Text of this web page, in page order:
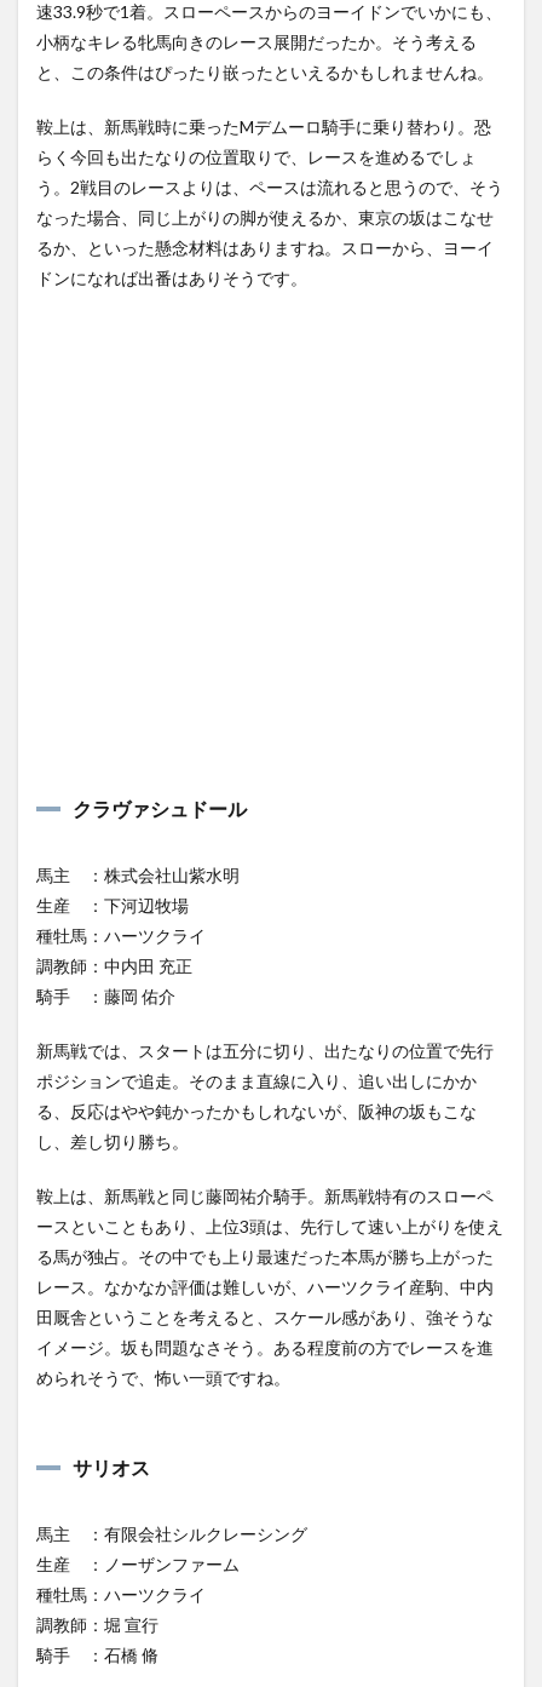
速33.9秒で1着。スローペースからのヨーイドンでいかにも、
小柄なキレる牝馬向きのレース展開だったか。そう考える
と、この条件はぴったり嵌ったといえるかもしれませんね。
鞍上は、新馬戦時に乗ったMデムーロ騎手に乗り替わり。恐
らく今回も出たなりの位置取りで、レースを進めるでしょ
う。2戦目のレースよりは、ペースは流れると思うので、そう
なった場合、同じ上がりの脚が使えるか、東京の坂はこなせ
るか、といった懸念材料はありますね。スローから、ヨーイ
ドンになれば出番はありそうです。
クラヴァシュドール
馬主 ：株式会社山紫水明
生産 ：下河辺牧場
種牡馬：ハーツクライ
調教師：中内田 充正
騎手 ：藤岡 佑介
新馬戦では、スタートは五分に切り、出たなりの位置で先行
ポジションで追走。そのまま直線に入り、追い出しにかか
る、反応はやや鈍かったかもしれないが、阪神の坂もこな
し、差し切り勝ち。
鞍上は、新馬戦と同じ藤岡祐介騎手。新馬戦特有のスローペ
ースといこともあり、上位3頭は、先行して速い上がりを使え
る馬が独占。その中でも上り最速だった本馬が勝ち上がった
レース。なかなか評価は難しいが、ハーツクライ産駒、中内
田厩舎ということを考えると、スケール感があり、強そうな
イメージ。坂も問題なさそう。ある程度前の方でレースを進
められそうで、怖い一頭ですね。
サリオス
馬主 ：有限会社シルクレーシング
生産 ：ノーザンファーム
種牡馬：ハーツクライ
調教師：堀 宣行
騎手 ：石橋 脩